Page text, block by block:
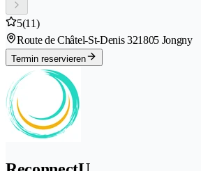
5(11)
Route de Châtel-St-Denis 321805 Jongny
Termin reservieren